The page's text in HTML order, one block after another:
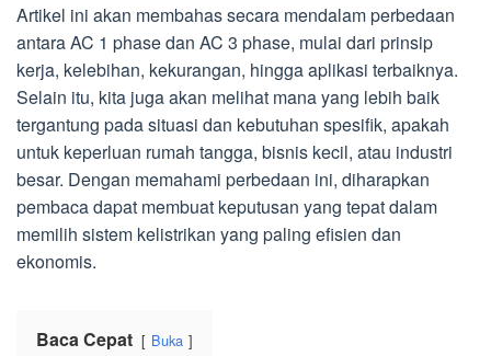
Artikel ini akan membahas secara mendalam perbedaan
antara AC 1 phase dan AC 3 phase, mulai dari prinsip
kerja, kelebihan, kekurangan, hingga aplikasi terbaiknya.
Selain itu, kita juga akan melihat mana yang lebih baik
tergantung pada situasi dan kebutuhan spesifik, apakah
untuk keperluan rumah tangga, bisnis kecil, atau industri
besar. Dengan memahami perbedaan ini, diharapkan
pembaca dapat membuat keputusan yang tepat dalam
memilih sistem kelistrikan yang paling efisien dan
ekonomis.
Baca Cepat Buka